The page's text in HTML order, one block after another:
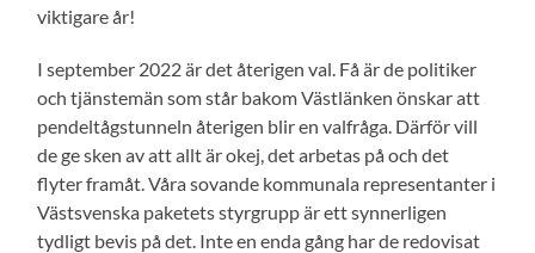
viktigare år!
I september 2022 är det återigen val. Få är de politiker
och tjänstemän som står bakom Västlänken önskar att
pendeltågstunneln återigen blir en valfråga. Därför vill
de ge sken av att allt är okej, det arbetas på och det
flyter framåt. Våra sovande kommunala representanter i
Västsvenska paketets styrgrupp är ett synnerligen
tydligt bevis på det. Inte en enda gång har de redovisat